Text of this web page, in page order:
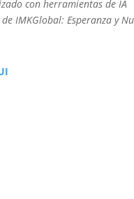
con herramientas de IA
IMKGlobal: Esperanza y